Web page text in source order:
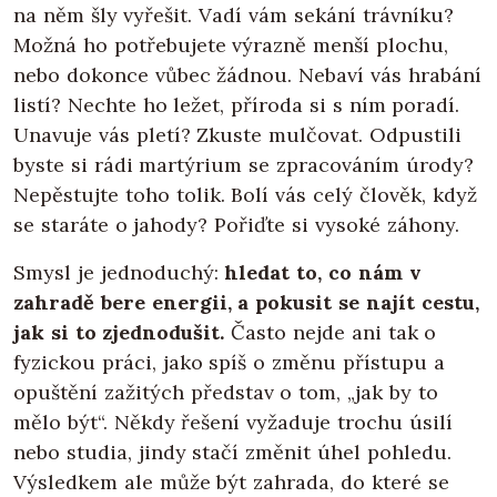
na něm šly vyřešit. Vadí vám sekání trávníku?
Možná ho potřebujete výrazně menší plochu,
nebo dokonce vůbec žádnou. Nebaví vás hrabání
listí? Nechte ho ležet, příroda si s ním poradí.
Unavuje vás pletí? Zkuste mulčovat. Odpustili
byste si rádi martýrium se zpracováním úrody?
Nepěstujte toho tolik. Bolí vás celý člověk, když
se staráte o jahody? Pořiďte si vysoké záhony.
Smysl je jednoduchý:hledat to, co nám v
zahradě bere energii, a pokusit se najít cestu,
jak si to zjednodušit. Často nejde ani tak o
fyzickou práci, jako spíš o změnu přístupu a
opuštění zažitých představ o tom, „jak by to
mělo být“. Někdy řešení vyžaduje trochu úsilí
nebo studia, jindy stačí změnit úhel pohledu.
Výsledkem ale může být zahrada, do které se